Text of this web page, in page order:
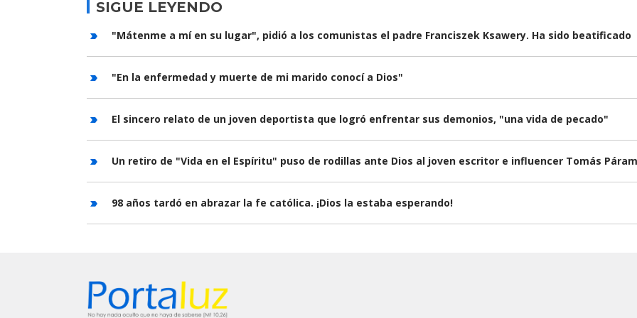
SIGUE LEYENDO
"Mátenme a mí en su lugar", pidió a los comunistas el padre Franciszek Ksawery. Ha sido beatificado
"En la enfermedad y muerte de mi marido conocí a Dios"
El sincero relato de un joven deportista que logró enfrentar sus demonios, "una vida de pecado"
Un retiro de "Vida en el Espíritu" puso de rodillas ante Dios al joven escritor e influencer Tomás
98 años tardó en abrazar la fe católica. ¡Dios la estaba esperando!